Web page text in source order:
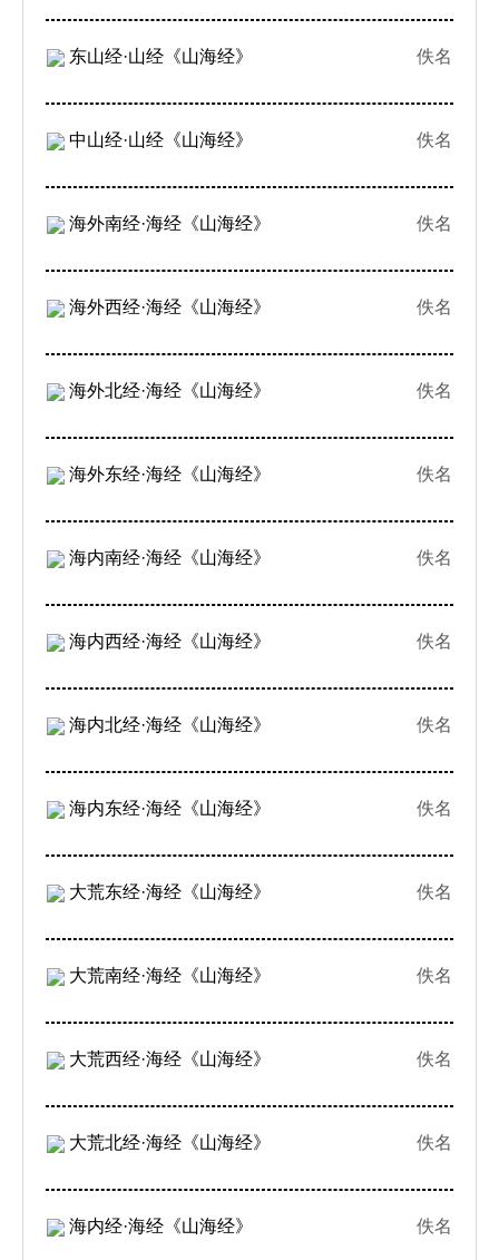
东山经·山经《山海经》 佚名
中山经·山经《山海经》 佚名
海外南经·海经《山海经》 佚名
海外西经·海经《山海经》 佚名
海外北经·海经《山海经》 佚名
海外东经·海经《山海经》 佚名
海内南经·海经《山海经》 佚名
海内西经·海经《山海经》 佚名
海内北经·海经《山海经》 佚名
海内东经·海经《山海经》 佚名
大荒东经·海经《山海经》 佚名
大荒南经·海经《山海经》 佚名
大荒西经·海经《山海经》 佚名
大荒北经·海经《山海经》 佚名
海内经·海经《山海经》 佚名